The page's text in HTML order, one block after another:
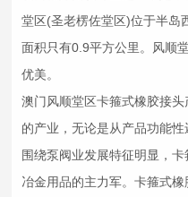
堂区(圣老楞佐堂区)位于半岛
面积只有0.9平方公里。风顺
优美。
澳门风顺堂区卡箍式橡胶接头
的产业，无论是从产品功能
围绕泵阀业发展特征明显，卡
冶金用品的主力军。卡箍式橡